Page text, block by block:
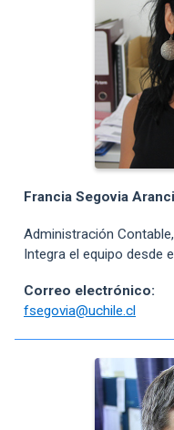
Francia Segovia
Administración
Integra el equipo desde
Correo electrónico:
fsegovia@uchile.cl